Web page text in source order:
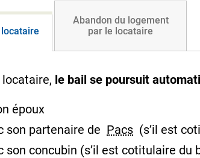
Abandon du logement
par le locataire
le bail se poursuit
époux
son partenaire de Pacs (s’il est
son concubin (s’il est cotitulaire du